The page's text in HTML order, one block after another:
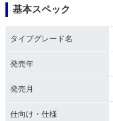
基本スペック
タイプグレード名
発売年
発売月
仕向け・仕様